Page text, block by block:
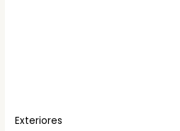
Exteriores